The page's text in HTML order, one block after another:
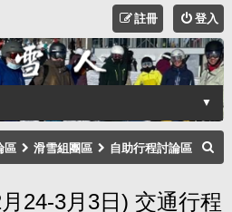
登入
註冊
▼
區 滑雪組團區 自助行程討論區
24-3月3日) 交通行程